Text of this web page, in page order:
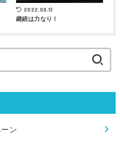
2022.08.13
継続は力なり！
索:
ン